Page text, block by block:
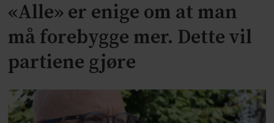
«Alle» er enige om at man
må forebygge mer. Dette vil
partiene gjøre